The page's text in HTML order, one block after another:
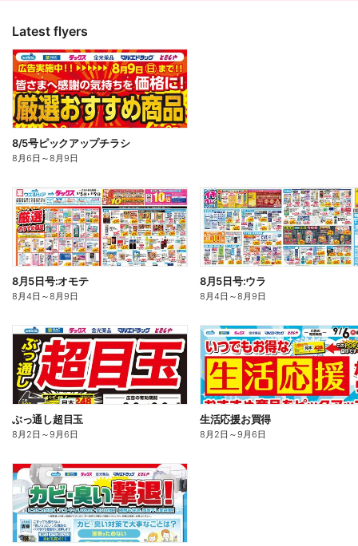
Latest flyers
8/5号ピックアップチラシ
8月6日 ～8月9日
8月5日号:オモテ
8月4日 ～8月9日
8月5日号:ウラ
8月4日 ～8月9日
ぶっ通し超目玉
8月2日 ～9月6日
生活応援お買得
8月2日 ～9月6日